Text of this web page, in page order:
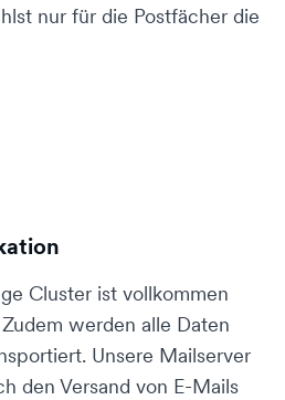
nur für die Postfächer die
Cluster ist vollkommen
werden alle Daten
Unsere Mailserver
den Versand von E-Mails